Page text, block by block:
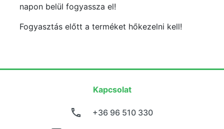
napon belül fogyassza el!
Fogyasztás előtt a terméket hőkezelni kell!
Kapcsolat
+36 96 510 330